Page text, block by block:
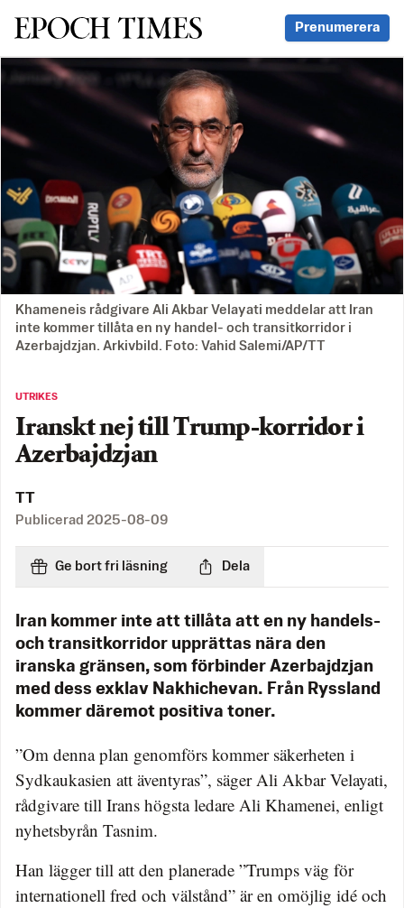
Svenska Epoch Times Prenumerera
Khameneis rådgivare Ali Akbar Velayati meddelar att Iran
inte kommer tillåta en ny handel- och transitkorridor i
Azerbajdzjan. Arkivbild. Foto: Vahid Salemi/AP/TT
UTRIKES
Iranskt nej till Trump-korridor i
Azerbajdzjan
TT
Publicerad 2025-08-09
Ge bort fri läsning Dela
Iran kommer inte att tillåta att en ny handels-
och transitkorridor upprättas nära den
iranska gränsen, som förbinder Azerbajdzjan
med dess exklav Nakhichevan. Från Ryssland
kommer däremot positiva toner.
”Om denna plan genomförs kommer säkerheten i
Sydkaukasien att äventyras”, säger Ali Akbar Velayati,
rådgivare till Irans högsta ledare Ali Khamenei, enligt
nyhetsbyrån Tasnim.
Han lägger till att den planerade ”Trumps väg för
internationell fred och välstånd” är en omöjlig idé och